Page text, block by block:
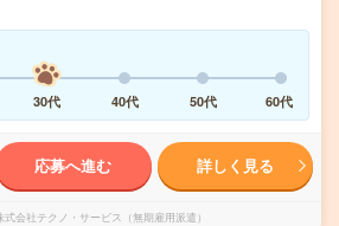
30代 40代 50代 60代
応募へ進む 詳しく見る
式会社テクノ・サービス（無期雇用派遣）